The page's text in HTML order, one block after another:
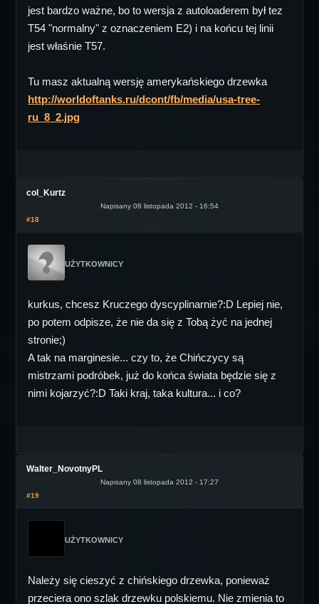
jest bardzo ważne, bo to wersja z autoloaderem był tez
T54 "normalny" z oznaczeniem E2) i na końcu tej linii
jest właśnie T57.
Tu masz aktualną wersję amerykańskiego drzewka
http://worldoftanks.ru/dcont/fb/media/usa-tree-
ru_8_2.jpg
col_Kurtz
Napisany 08 listopada 2012 - 16:54
#18
UŻYTKOWNICY
kurkus, chcesz Kruczego dyscyplinarnie?:D Lepiej nie,
po potem odpisze, że nie da się z Tobą żyć na jednej
stronie;)
A tak na marginesie... czy to, że Chińczycy są
mistrzami podróbek, już do końca świata będzie się z
nimi kojarzyć?:D Taki kraj, taka kultura... i co?
Walter_NovotnyPL
Napisany 08 listopada 2012 - 17:27
#19
UŻYTKOWNICY
Należy się cieszyć z chińskiego drzewka, ponieważ
przeciera ono szlak drzewku polskiemu. Nie zmienia to